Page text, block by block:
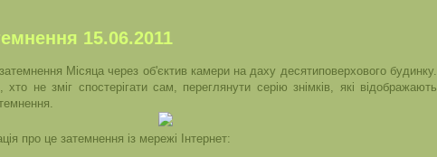
15.06.2011
Місяца через об'єктив камери на даху десятиповерхового будинку.
не зміг спостерігати сам, переглянути серію знімків, які відображають
про це затемнення із мережі Інтернет: